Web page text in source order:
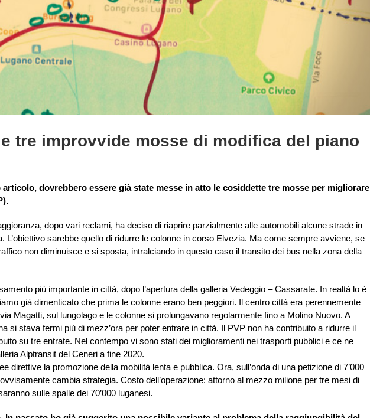
tre improvvide mosse di modifica del piano
dovrebbero essere già state messe in atto le cosiddette tre mosse per migliorare
dopo vari reclami, ha deciso di riaprire parzialmente alle automobili alcune strade in
L’obiettivo sarebbe quello di ridurre le colonne in corso Elvezia. Ma come sempre avviene, se
non diminuisce e si sposta, intralciando in questo caso il transito dei bus nella zona della
più importante in città, dopo l’apertura della galleria Vedeggio – Cassarate. In realtà lo è
già dimenticato che prima le colonne erano ben peggiori. Il centro città era perennemente
Magatti, sul lungolago e le colonne si prolungavano regolarmente fino a Molino Nuovo. A
si stava fermi più di mezz’ora per poter entrare in città. Il PVP non ha contribuito a ridurre il
su tre entrate. Nel contempo vi sono stati dei miglioramenti nei trasporti pubblici e ce ne
Alptransit del Ceneri a fine 2020.
direttive la promozione della mobilità lenta e pubblica. Ora, sull’onda di una petizione di 7’000
cambia strategia. Costo dell’operazione: attorno al mezzo milione per tre mesi di
sulle spalle dei 70’000 luganesi.